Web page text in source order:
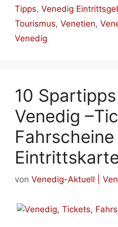
Tipps, Venedig
Tourismus, Venetien,
Venedig
10
Venedig
Fahrscheine
von Venedig-Aktuell |